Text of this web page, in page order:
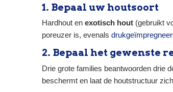
1. Bepaal uw houtsoort
Hardhout en exotisch hout (gebruikt
poreuzer is, evenals
2. Bepaal het gewenste
Drie grote families beantwoorden drie
beschermt en laat de houtstructuur